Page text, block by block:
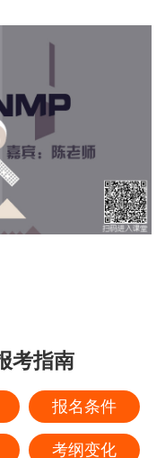
考指南
报名条件
考纲变化